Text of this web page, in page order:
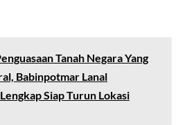
Tanah Negara Yang
Babinpotmar Lanal
Siap Turun Lokasi